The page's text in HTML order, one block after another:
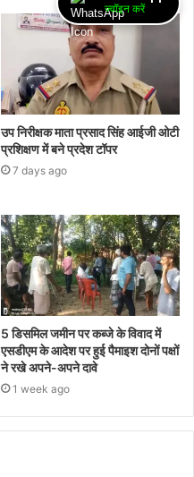
उप निरीक्षक माता प्रसाद सिंह आईजी ओटी
प्रशिक्षण में बने प्रदेश टॉपर
7 days ago
5 डिसमिल जमीन पर कब्जे के विवाद में
एसडीएम के आदेश पर हुई पैमाइश दोनों पक्षों
ने रखे अपने-अपने दावे
1 week ago
ज्वॉइन करें